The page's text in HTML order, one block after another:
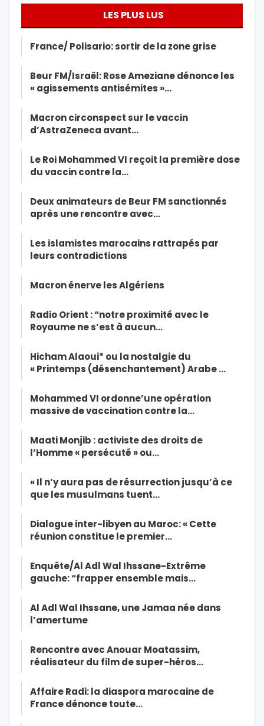
LES PLUS LUS
France/ Polisario: sortir de la zone grise
Beur FM/Israël: Rose Ameziane dénonce les
« agissements antisémites »…
Macron circonspect sur le vaccin
d’AstraZeneca avant…
Le Roi Mohammed VI reçoit la première dose
du vaccin contre la…
Deux animateurs de Beur FM sanctionnés
après une rencontre avec…
Les islamistes marocains rattrapés par
leurs contradictions
Macron énerve les Algériens
Radio Orient : “notre proximité avec le
Royaume ne s’est à aucun…
Hicham Alaoui* ou la nostalgie du
« Printemps (désenchantement) Arabe …
Mohammed VI ordonne’une opération
massive de vaccination contre la…
Maati Monjib : activiste des droits de
l’Homme « persécuté » ou…
« Il n’y aura pas de résurrection jusqu’à ce
que les musulmans tuent…
Dialogue inter-libyen au Maroc: « Cette
réunion constitue le premier…
Enquête/Al Adl Wal Ihssane-Extrême
gauche: “frapper ensemble mais…
Al Adl Wal Ihssane, une Jamaa née dans
l’amertume
Rencontre avec Anouar Moatassim,
réalisateur du film de super-héros…
Affaire Radi: la diaspora marocaine de
France dénonce toute…